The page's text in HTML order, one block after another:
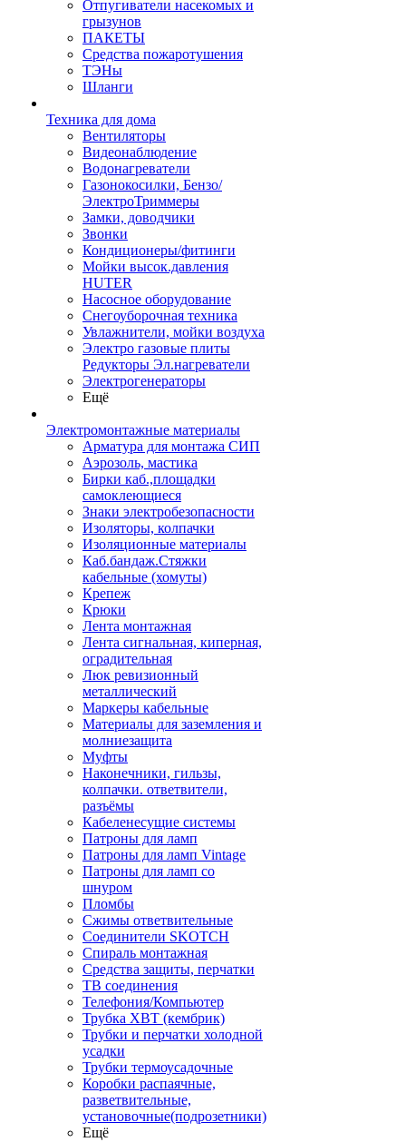
Отпугиватели насекомых и
грызунов
ПАКЕТЫ
Средства пожаротушения
ТЭНы
Шланги
Техника для дома
Вентиляторы
Видеонаблюдение
Водонагреватели
Газонокосилки, Бензо/
ЭлектроТриммеры
Замки, доводчики
Звонки
Кондиционеры/фитинги
Мойки высок.давления
HUTER
Насосное оборудование
Снегоуборочная техника
Увлажнители, мойки воздуха
Электро газовые плиты
Редукторы Эл.нагреватели
Электрогенераторы
Ещё
Электромонтажные материалы
Арматура для монтажа СИП
Аэрозоль, мастика
Бирки каб.,площадки
самоклеющиеся
Знаки электробезопасности
Изоляторы, колпачки
Изоляционные материалы
Каб.бандаж.Стяжки
кабельные (хомуты)
Крепеж
Крюки
Лента монтажная
Лента сигнальная, киперная,
оградительная
Люк ревизионный
металлический
Маркеры кабельные
Материалы для заземления и
молниезащита
Муфты
Наконечники, гильзы,
колпачки. ответвители,
разъёмы
Кабеленесущие системы
Патроны для ламп
Патроны для ламп Vintage
Патроны для ламп со
шнуром
Пломбы
Сжимы ответвительные
Соединители SKOTCH
Спираль монтажная
Средства защиты, перчатки
ТВ соединения
Телефония/Компьютер
Трубка ХВТ (кембрик)
Трубки и перчатки холодной
усадки
Трубки термоусадочные
Коробки распаячные,
разветвительные,
установочные(подрозетники)
Ещё